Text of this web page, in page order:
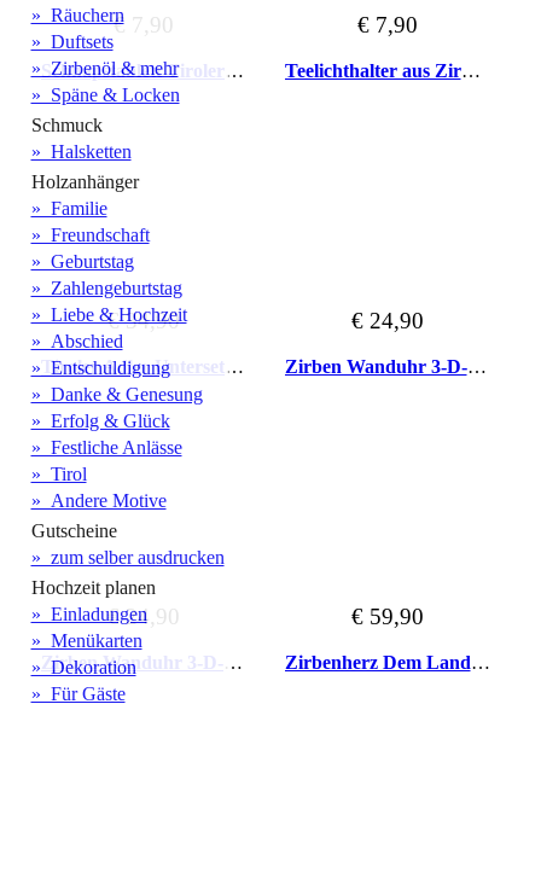
» Räuchern
» Duftsets
» Zirbenöl & mehr
» Späne & Locken
Schmuck
» Halsketten
Holzanhänger
» Familie
» Freundschaft
» Geburtstag
» Zahlengeburtstag
» Liebe & Hochzeit
» Abschied
» Entschuldigung
» Danke & Genesung
» Erfolg & Glück
» Festliche Anlässe
» Tirol
» Andere Motive
Gutscheine
» zum selber ausdrucken
Hochzeit planen
» Einladungen
» Menükarten
» Dekoration
» Für Gäste
€ 7,90 € 7,90
Schnapstablett Tiroler Adler
€ 34,90
Teelichthalter aus Zirbenholz
€ 24,90
Tiroler Adler Untersetzer 6er Set
€ 24,90
Zirben Wanduhr 3-D-Optik mit Schriftzug
€ 59,90
Zirben Wanduhr 3-D-Optik ohne Schriftzug Zirbenherz Dem Land Tirol die Treue 12cm